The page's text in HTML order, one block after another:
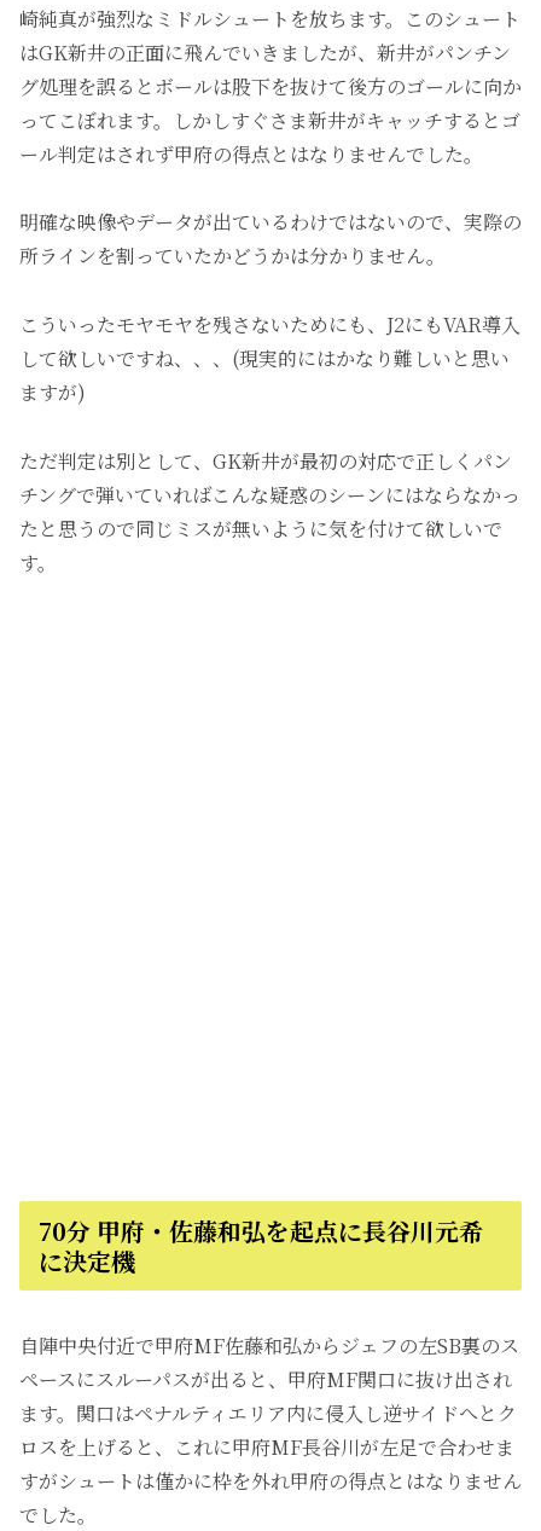
崎純真が強烈なミドルシュートを放ちます。このシュート
はGK新井の正面に飛んでいきましたが、新井がパンチン
グ処理を誤るとボールは股下を抜けて後方のゴールに向か
ってこぼれます。しかしすぐさま新井がキャッチするとゴ
ール判定はされず甲府の得点とはなりませんでした。
明確な映像やデータが出ているわけではないので、実際の
所ラインを割っていたかどうかは分かりません。
こういったモヤモヤを残さないためにも、J2にもVAR導入
して欲しいですね、、、(現実的にはかなり難しいと思い
ますが)
ただ判定は別として、GK新井が最初の対応で正しくパン
チングで弾いていればこんな疑惑のシーンにはならなかっ
たと思うので同じミスが無いように気を付けて欲しいで
す。
70分 甲府・佐藤和弘を起点に長谷川元希
に決定機
自陣中央付近で甲府MF佐藤和弘からジェフの左SB裏のス
ペースにスルーパスが出ると、甲府MF関口に抜け出され
ます。関口はペナルティエリア内に侵入し逆サイドへとク
ロスを上げると、これに甲府MF長谷川が左足で合わせま
すがシュートは僅かに枠を外れ甲府の得点とはなりません
でした。